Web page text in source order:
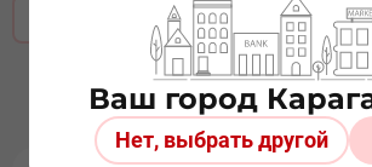
Оставить заявку
Ваш город
Нет, выбрать другой